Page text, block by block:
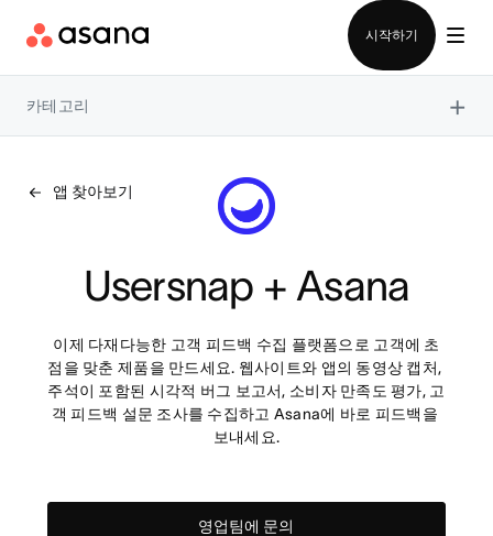
시작하기
카테고리 ×
앱 찾아보기
Usersnap + Asana
이제 다재다능한 고객 피드백 수집 플랫폼으로 고객에 초
점을 맞춘 제품을 만드세요. 웹사이트와 앱의 동영상 캡처,
주석이 포함된 시각적 버그 보고서, 소비자 만족도 평가, 고
객 피드백 설문 조사를 수집하고 Asana에 바로 피드백을
보내세요.
영업팀에 문의